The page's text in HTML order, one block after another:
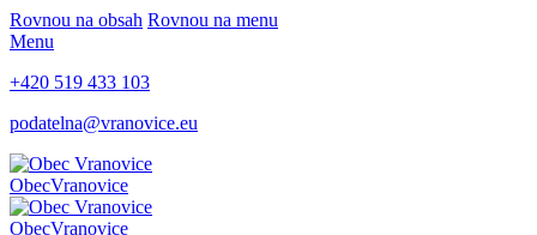
Rovnou na obsah Rovnou na menu
Menu
+420 519 433 103
podatelna@vranovice.eu
ObecVranovice
ObecVranovice